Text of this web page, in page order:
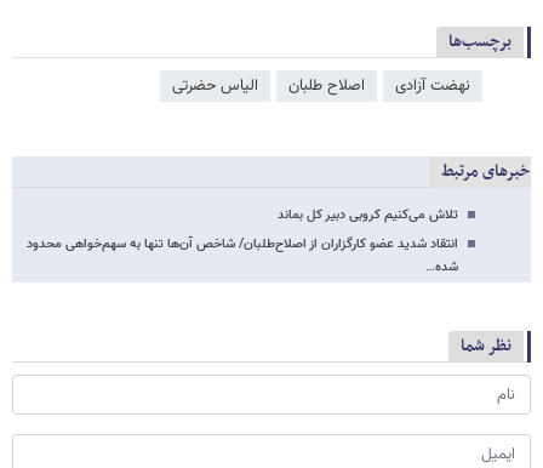
برچسب‌ها
نهضت آزادی اصلاح طلبان الیاس حضرتی
خبرهای مرتبط
تلاش می‌کنیم کروبی دبیر کل بماند
انتقاد شدید عضو کارگزاران از اصلاح‌طلبان/ شاخص آن‌ها تنها به سهم‌خواهی محدود
شده…
نظر شما